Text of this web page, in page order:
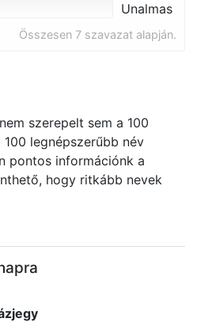
Unalmas
Összesen 7 szavazat alapján.
szerepelt sem a 100
legnépszerűbb név
pontos információnk a
hogy ritkább nevek